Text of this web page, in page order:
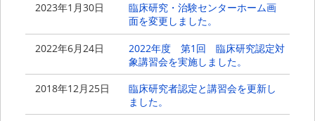
2023年1月30日
臨床研究・治験センターホーム画
面を変更しました。
2022年6月24日
2022年度 第1回 臨床研究認定対
象講習会を実施しました。
2018年12月25日
臨床研究者認定と講習会を更新し
ました。